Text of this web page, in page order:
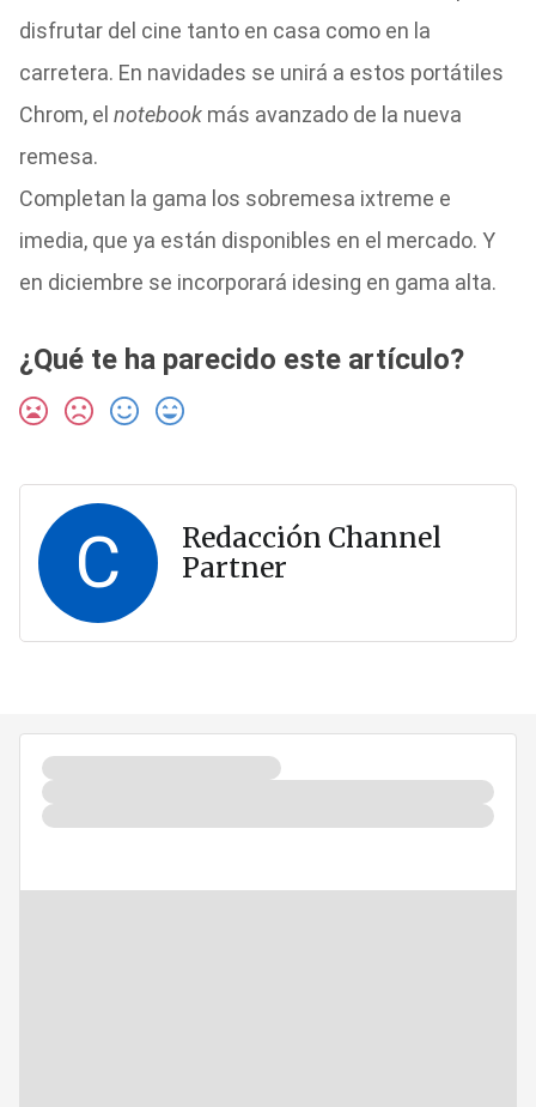
disfrutar del cine tanto en casa como en la
carretera. En navidades se unirá a estos portátiles
Chrom, el notebookmás avanzado de la nueva
remesa.
Completan la gama los sobremesa ixtreme e
imedia, que ya están disponibles en el mercado. Y
en diciembre se incorporará idesing en gama alta.
¿Qué te ha parecido este artículo?
C
Redacción Channel
Partner